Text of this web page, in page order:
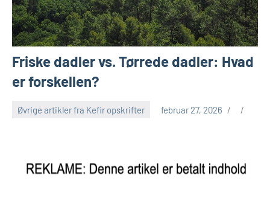
Friske dadler vs. Tørrede dadler: Hvad
er forskellen?
Øvrige artikler fra Kefir opskrifter februar 27, 2026